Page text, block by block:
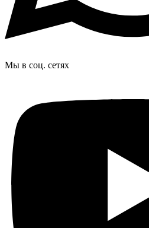
Мы в соц. сетях